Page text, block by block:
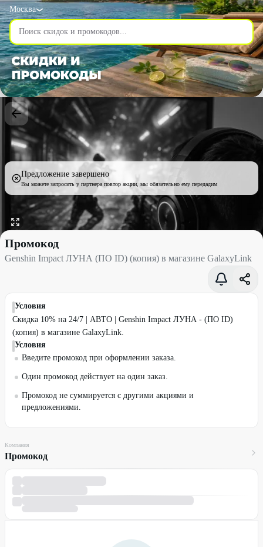
Москва
Предложение завершено
Вы можете запросить у партнера повтор акции, мы обязательно ему передадим
Genshin Impact ЛУНА (ПО ID) (копия) в магазине GalaxyLink
Промокод
Genshin Impact ЛУНА (ПО ID) (копия) в магазине GalaxyLink
Условия
Скидка 10% на 24/7 | АВТО | Genshin Impact ЛУНА - (ПО ID)
(копия) в магазине GalaxyLink.
Условия
Введите промокод при оформлении заказа.
Один промокод действует на один заказ.
Промокод не суммируется с другими акциями и
предложениями.
Компания
Промокод